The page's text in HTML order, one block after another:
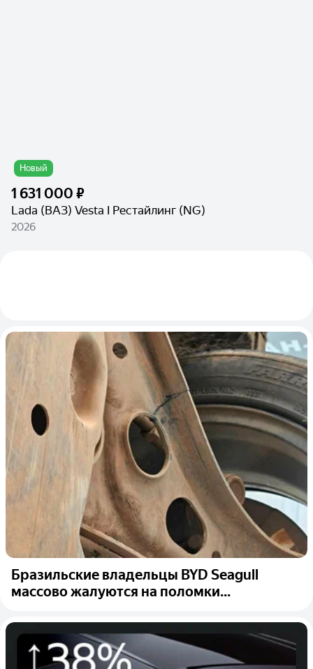
Новый
1 631 000 ₽
Lada (ВАЗ) Vesta I Рестайлинг (NG)
2026
Бразильские владельцы BYD Seagull
массово жалуются на поломки...